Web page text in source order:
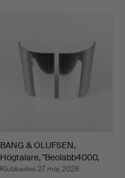
BANG & OLUFSEN,
Högtalare, "Beolabb4000,
1…
Klubbades 27 maj 2026